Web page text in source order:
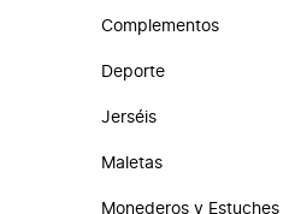
Complementos
Deporte
Jerséis
Maletas
Monederos y Estuches